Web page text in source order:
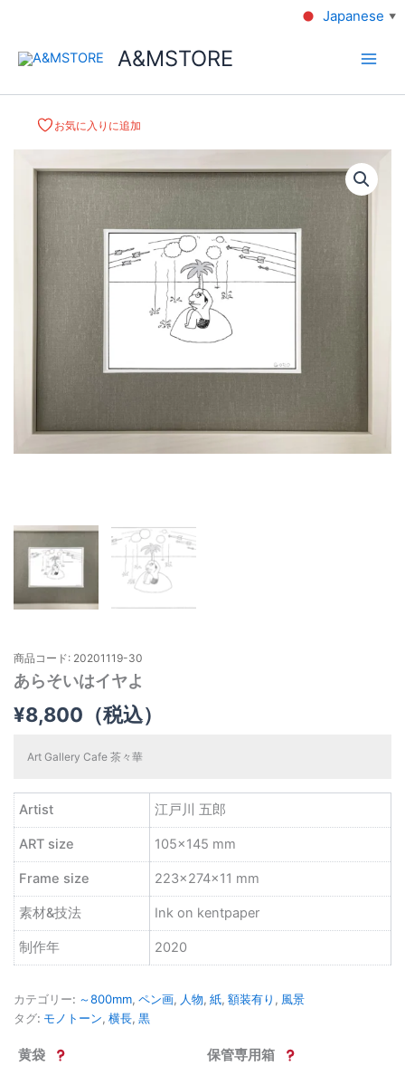
A&MSTORE
お気に入りに追加
商品コード: 20201119-30
あらそいはイヤよ
¥8,800 （税込）
Art Gallery Cafe 茶々華
Artist 江戸川 五郎
ART size 105×145 mm
Frame size 223×274×11 mm
素材&技法 Ink on kentpaper
制作年 2020
カテゴリー: ～800mm, ペン画, 人物, 紙, 額装有り , 風景
タグ: モノトーン, 横長, 黒
黄袋 保管専用箱
Japanese ▼